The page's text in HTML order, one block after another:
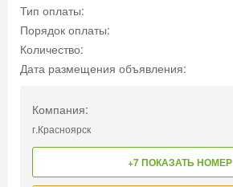
Тип оплаты:
Порядок оплаты:
Количество:
Дата размещения объявления:
Компания:
г.Красноярск
+7 ПОКАЗАТЬ НОМЕР